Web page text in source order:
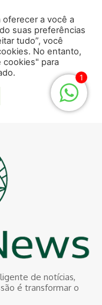
de notícias,
é transformar o